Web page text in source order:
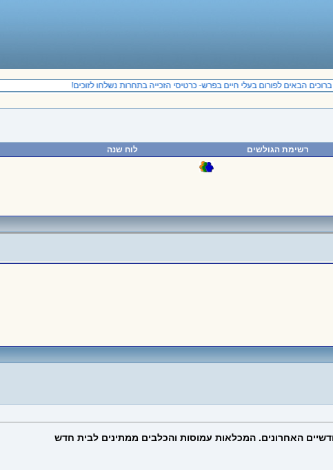
ברוכים הבאים לפורום בעלי חיים בפרש- כרטיסי הזכייה בתחרות נשלחו לזוכים!
רשימת הגולשים לוח שנה